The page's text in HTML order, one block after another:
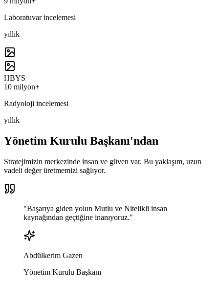
Laboratuvar incelemesi
yıllık
HBYS
10 milyon+
Radyoloji incelemesi
yıllık
Yönetim Kurulu Başkanı'ndan
Stratejimizin merkezinde insan ve güven var. Bu yaklaşım, uzun
vadeli değer üretmemizi sağlıyor.
"Başarıya giden yolun Mutlu ve Nitelikli insan
kaynağından geçtiğine inanıyoruz."
Abdülkerim Gazen
Yönetim Kurulu Başkanı